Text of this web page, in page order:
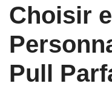
Choisir
Pull